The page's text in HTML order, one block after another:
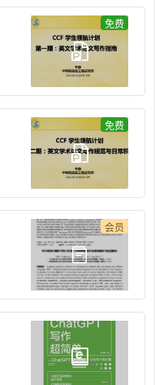
免费
免费
会员